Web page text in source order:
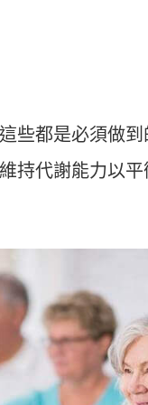
些都是必須做到
持代謝能力以